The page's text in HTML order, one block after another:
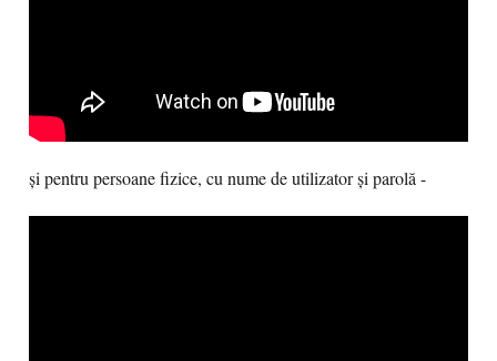
și pentru persoane fizice, cu nume de utilizator și parolă -